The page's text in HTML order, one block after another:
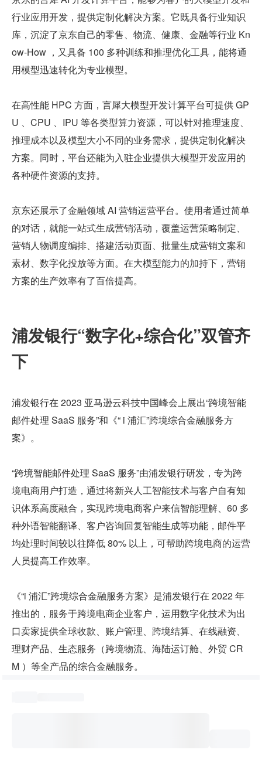
行业应用开发，提供定制化解决方案。它既具备行业知识
库，沉淀了京东自己的零售、物流、健康、金融等行业 Kn
ow-How ，又具备 100 多种训练和推理优化工具，能将通
用模型迅速转化为专业模型。
在高性能 HPC 方面，言犀大模型开发计算平台可提供 GP
U 、CPU 、IPU 等各类型算力资源，可以针对推理速度、
推理成本以及模型大小不同的业务需求，提供定制化解决
方案。同时，平台还能为入驻企业提供大模型开发应用的
各种硬件资源的支持。
京东还展示了金融领域 AI 营销运营平台。使用者通过简单
的对话，就能一站式生成营销活动，覆盖运营策略制定、
营销人物调度编排、搭建活动页面、批量生成营销文案和
素材、数字化投放等方面。在大模型能力的加持下，营销
方案的生产效率有了百倍提高。
浦发银行“数字化+综合化”双管齐
下
浦发银行在 2023 亚马逊云科技中国峰会上展出“跨境智能
邮件处理 SaaS 服务”和《“ i 浦汇”跨境综合金融服务方
案》。
“跨境智能邮件处理 SaaS 服务”由浦发银行研发，专为跨
境电商用户打造，通过将新兴人工智能技术与客户自有知
识体系高度融合，实现跨境电商客户来信智能理解、60 多
种外语智能翻译、客户咨询回复智能生成等功能，邮件平
均处理时间较以往降低 80% 以上，可帮助跨境电商的运营
人员提高工作效率。
《“i 浦汇”跨境综合金融服务方案》是浦发银行在 2022 年
推出的，服务于跨境电商企业客户，运用数字化技术为出
口卖家提供全球收款、账户管理、跨境结算、在线融资、
理财产品、生态服务（跨境物流、海陆运订舱、外贸 CR
M ）等全产品的综合金融服务。